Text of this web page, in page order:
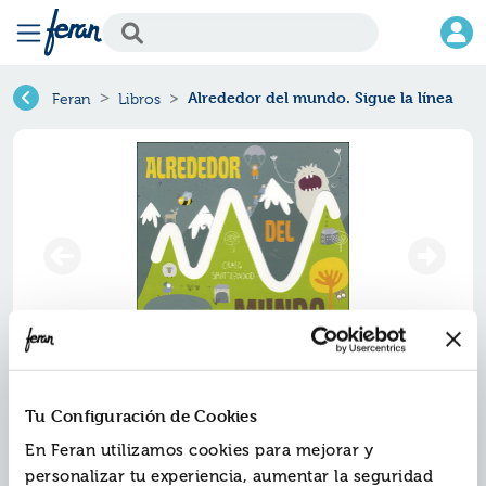
Tu Configuración de Cookies
En Feran utilizamos cookies para mejorar y
personalizar tu experiencia, aumentar la seguridad
Feran Libros Alrededor del mundo. Sigue la línea
línea
Ref.ZPA-8552080